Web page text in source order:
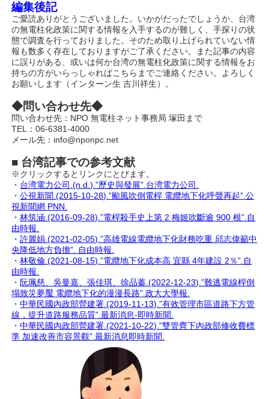
編集後記
ご愛読ありがとうございました。いかがだったでしょうか、台湾
の無電柱化政策に関する情報を入手するのが難しく、手探りの状
態で調査を行っておりました。そのため取り上げられていない情
報も数多く存在しておりますがご了承ください。また記事の内容
に誤りがある、或いは何か台湾の無電柱化政策に関する情報をお
持ちの方がいらっしゃればこちらまでご連絡ください。よろしく
お願いします（インターン生 吉川祥生）。
◆問い合わせ先◆
問い合わせ先：NPO 無電柱ネット事務局 塚田まで
TEL：06-6381-4000
メール先：info@nponpc.net
■ 台湾記事での参考文献
※クリックするとリンクにとびます。
・ 台湾電力公司.(n.d.).”歷史與發展”.台湾電力公司.
・公視新聞.(2015-10-28).”颱風吹倒電桿 電纜地下化呼聲再起”.公
視新聞網 PNN.
・林筑涵.(2016-09-28).”電桿殺手史上第 2 梅姬吹斷逾 900 根”.自
由時報.
・許麗娟.(2021-02-05).”高雄電線電纜地下化財務吃重 邱志偉籲中
央降低地方負擔”. 自由時報.
・林敬倫.(2021-08-15).”電纜地下化成本高 宜縣 4年建設 2％”.自
由時報.
・ 阮珮慈、吳曼嘉、張佳琪、徐品蓁.(2022-12-23).”難逃電線桿倒
塌致災夢魘 電纜地下化的漫漫長路”.政大大學報.
・中華民國內政部營建署.(2019-11-13).”有效管理市區道路下方管
線，提升道路服務品質”.最新消息-即時新聞.
・中華民國內政部營建署.(2021-10-22).”雙管齊下內政部修收費標
準 加速改善市容景觀”.最新消息即時新聞.